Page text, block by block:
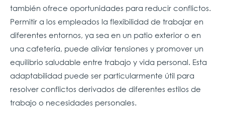
también ofrece oportunidades para reducir conflictos.
Permitir a los empleados la flexibilidad de trabajar en
diferentes entornos, ya sea en un patio exterior o en
una cafetería, puede aliviar tensiones y promover un
equilibrio saludable entre trabajo y vida personal. Esta
adaptabilidad puede ser particularmente útil para
resolver conflictos derivados de diferentes estilos de
trabajo o necesidades personales.